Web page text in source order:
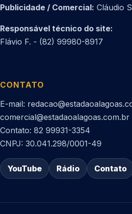
Publicidade / Comercial: Cláudio
Responsável técnico do site:
Flávio F. - (82) 99980-8917
CONTATO
E-mail:
comercial@estadaoalagoas.com.br
Contato: 82 99931-3354
CNPJ: 30.041.298/0001-49
YouTube Rádio Contato